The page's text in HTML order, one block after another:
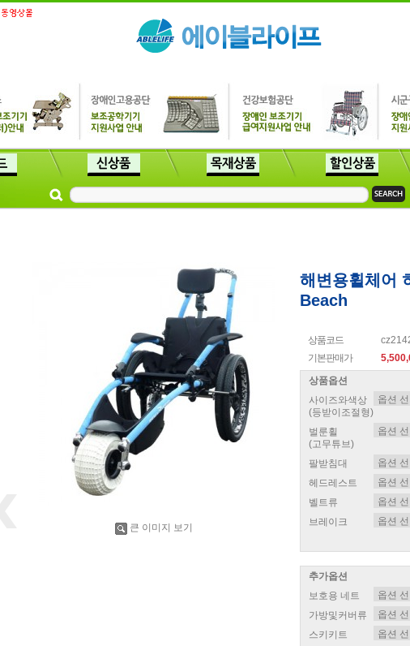
큰 이미지 보기
해변용휠체어
Beach
상품코드
기본판매가
상품옵션
사이즈와색상
(등받이조절형)
벌룬휠
(고무튜브)
팔받침대
헤드레스트
벨트류
브레이크
추가옵션
보호용 네트
가방및커버류
스키키트